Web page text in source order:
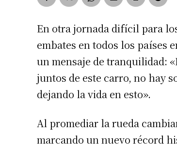
En otra jornada difícil para
embates en todos los países
un mensaje de tranquilidad:
juntos de este carro, no hay
dejando la vida en esto».
Al promediar la rueda
marcando un nuevo récord